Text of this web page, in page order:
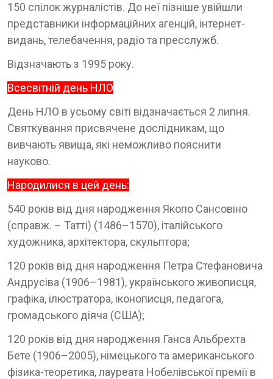
150 спілок журналістів. До неї пізніше увійшли
представники інформаційних агенцій, інтернет-
видань, телебачення, радіо та пресслужб.
Відзначають з 1995 року.
Всесвітній день НЛО
День НЛО в усьому світі відзначається 2 липня.
Святкування присвячене дослідникам, що
вивчають явища, які неможливо пояснити
науково.
Народилися в цей день:
540 років від дня народження Якопо Сансовіно
(справж. – Татті) (1486–1570), італійського
художника, архітектора, скульптора;
120 років від дня народження Петра Стефановича
Андрусіва (1906–1981), українського живописця,
графіка, ілюстратора, іконописця, педагога,
громадського діяча (США);
120 років від дня народження Ганса Альбрехта
Бете (1906–2005), німецького та американського
фізика-теоретика, лауреата Нобелівської премії в